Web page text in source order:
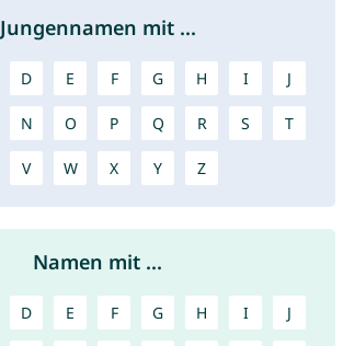
Jungennamen mit ...
D E F G H I J
N O P Q R S T
V W X Y Z
Namen mit ...
D E F G H I J